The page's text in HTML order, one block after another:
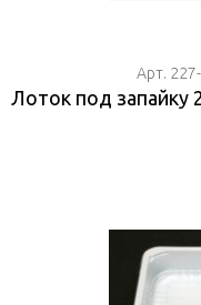
Арт.
Лоток под запайку